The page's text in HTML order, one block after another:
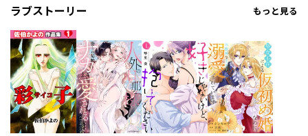
ラブストーリー もっと見る